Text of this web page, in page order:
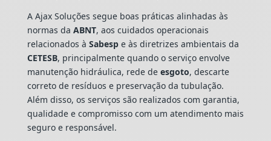
A Ajax Soluções segue boas práticas alinhadas às
normas da ABNT, aos cuidados operacionais
relacionados à Sabespe às diretrizes ambientais da
CETESB, principalmente quando o serviço envolve
manutenção hidráulica, rede de esgoto, descarte
correto de resíduos e preservação da tubulação.
Além disso, os serviços são realizados com garantia,
qualidade e compromisso com um atendimento mais
seguro e responsável.